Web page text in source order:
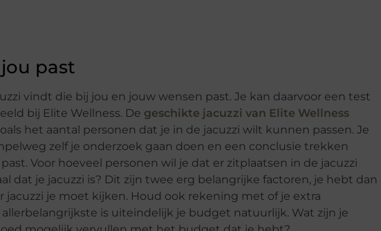
past
vindt die bij jou en jouw wensen past. Je kan daarvoor een test
bij Elite Wellness. De geschikte jacuzzi van Elite Wellness
het aantal personen dat je in de jacuzzi wilt kunnen passen. Je
zelf je onderzoek gaan doen en een conclusie trekken
Voor hoeveel personen wil je dat er zitplaatsen in de jacuzzi
dat je jacuzzi is? Dit zijn twee erg belangrijke factoren, je hebt dan
jacuzzi je moet kijken. Houd ook rekening met of je extra
is uiteindelijk je budget natuurlijk. Wat zijn je